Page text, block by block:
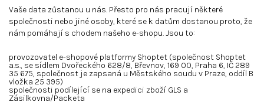
Vaše data zůstanou u nás. Přesto pro nás pracují některé
společnosti nebo jiné osoby, které se k datům dostanou proto, že
nám pomáhají s chodem našeho e-shopu. Jsou to:
provozovatel e-shopové platformy Shoptet (společnost Shoptet
a.s., se sídlem Dvořeckého 628/8, Břevnov, 169 00, Praha 6, IČ 289
35 675, společnost je zapsaná u Městského soudu v Praze, oddíl B
vložka 25 395)
společnosti podílející se na expedici zboží GLS a
Zásilkovna/Packeta